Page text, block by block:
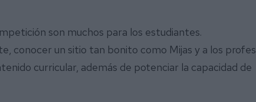
son muchos para los estudiantes.
conocer un sitio tan bonito como Mijas y a los profes
curricular, además de potenciar la capacidad de